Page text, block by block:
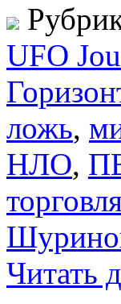
UFO
ложь,
НЛО,
Читать